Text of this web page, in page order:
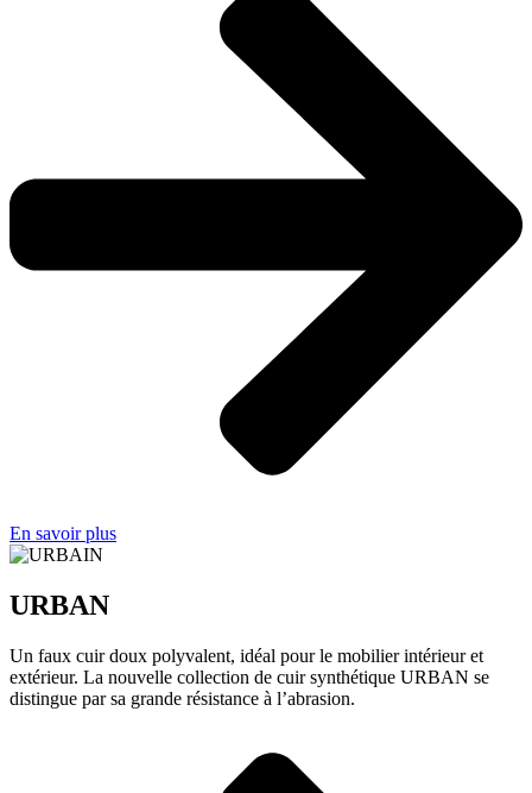
En savoir plus
URBAN
Un faux cuir doux polyvalent, idéal pour le mobilier intérieur et
extérieur. La nouvelle collection de cuir synthétique URBAN se
distingue par sa grande résistance à l’abrasion.